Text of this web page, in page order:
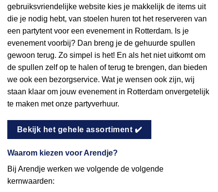
gebruiksvriendelijke website kies je makkelijk de items uit
die je nodig hebt, van stoelen huren tot het reserveren van
een partytent voor een evenement in Rotterdam. Is je
evenement voorbij? Dan breng je de gehuurde spullen
gewoon terug. Zo simpel is het! En als het niet uitkomt om
de spullen zelf op te halen of terug te brengen, dan bieden
we ook een bezorgservice. Wat je wensen ook zijn, wij
staan klaar om jouw evenement in Rotterdam onvergetelijk
te maken met onze partyverhuur.
Bekijk het gehele assortiment ✔️
Waarom kiezen voor Arendje?
Bij Arendje werken we volgende de volgende
kernwaarden: